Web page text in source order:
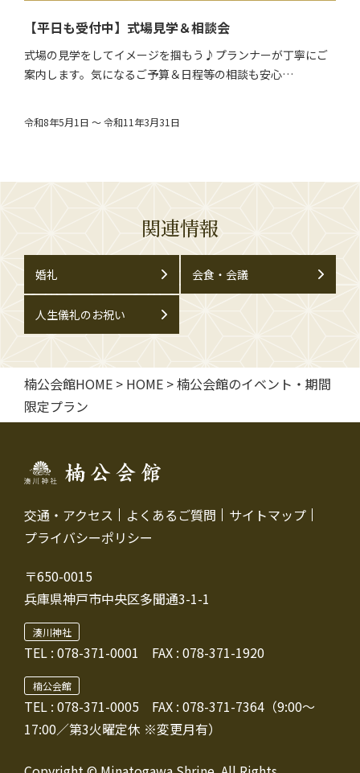
【平日も受付中】式場見学＆相談会
式場の見学をしてイメージを掴もう♪プランナーが丁寧にご
案内します。気になるご予算＆日程等の相談も安心…
令和8年5月1日 ～ 令和11年3月31日
関連情報
婚礼 会食・会議
人生儀礼のお祝い
楠公会館HOME > HOME >楠公会館のイベント・期間
限定プラン
交通・アクセス よくあるご質問
サイトマップ
プライバシーポリシー
〒650-0015
兵庫県神戸市中央区多聞通3-1-1
湊川神社
TEL : 078-371-0001 FAX : 078-371-1920
楠公会館
TEL : 078-371-0005 FAX : 078-371-7364（9:00～
17:00／第3火曜定休 ※変更月有）